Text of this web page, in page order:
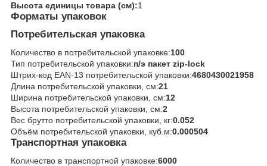
Высота единицы товара (см):1
Форматы упаковок
Потребительская упаковка
Количество в потребительской упаковке:100
Тип потребительской упаковки:п/э пакет zip-lock
Штрих-код EAN-13 потребительской упаковки:4680430021958
Длина потребительской упаковки, см:21
Ширина потребительской упаковки, см:12
Высота потребительской упаковки, см:2
Вес брутто потребительской упаковки, кг:0.052
Объём потребительской упаковки, куб.м:0.000504
Транспортная упаковка
Количество в транспортной упаковке:6000